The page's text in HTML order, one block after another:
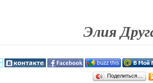
Элия
Поделиться…